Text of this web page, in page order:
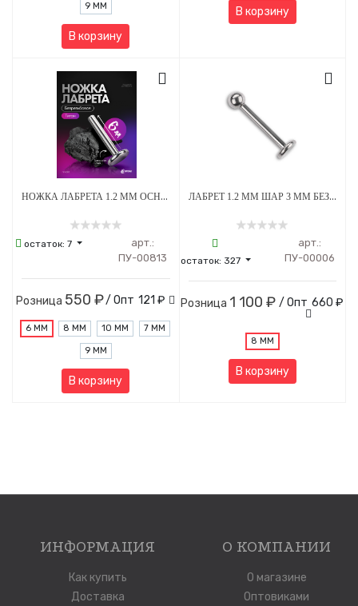
9 ММ
В корзину
В корзину
НОЖКА ЛАБРЕТА 1.2 ММ ОСНОВАНИЕ 4 ММ БЕЗРЕЗЬБОВАЯ ТИТАН
остаток: 7
арт.:
ПУ-00813
Розница 550 ₽/ Опт 121 ₽
6 ММ 8 ММ 10 ММ 7 ММ
9 ММ
В корзину
ЛАБРЕТ 1.2 ММ ШАР 3 ММ БЕЗРЕЗЬБОВОЙ ТИТАН
остаток: 327
арт.:
ПУ-00006
Розница 1 100 ₽ / Опт 660 ₽
8 ММ
В корзину
ИНФОРМАЦИЯ
Как купить
Доставка
О КОМПАНИИ
О магазине
Оптовиками